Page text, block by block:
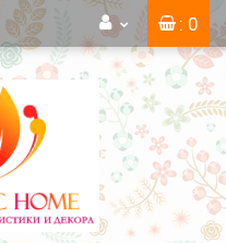
: 0